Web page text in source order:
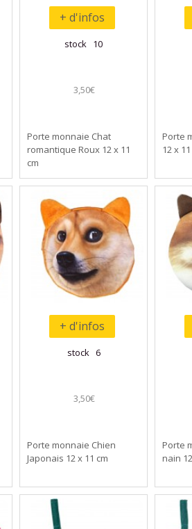
+ d'infos
stock 10
3,50€
Porte monnaie Chat
romantique Roux 12 x 11
cm
Porte
12 x
+ d'infos
stock 6
3,50€
Porte monnaie Chien
Japonais 12 x 11 cm
Porte
nain